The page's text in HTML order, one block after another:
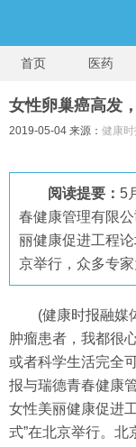
首页 医药
女性卵巢癌高发
2019-05-04 来源： 健康时
阅读提要： 5
春健康管理有限
丽健康促进工程
京举行，众多专
(健康时报融媒
肿瘤患者，我都很
或者科学生活完全
报与瑞德青春健康
女性美丽健康促进
式”在北京举行。